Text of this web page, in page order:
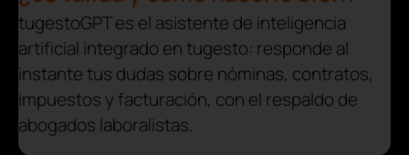
tugestoGPT es el asistente de inteligencia
artificial integrado en tugesto: responde al
instante tus dudas sobre nóminas, contratos,
impuestos y facturación, con el respaldo de
abogados laboralistas.